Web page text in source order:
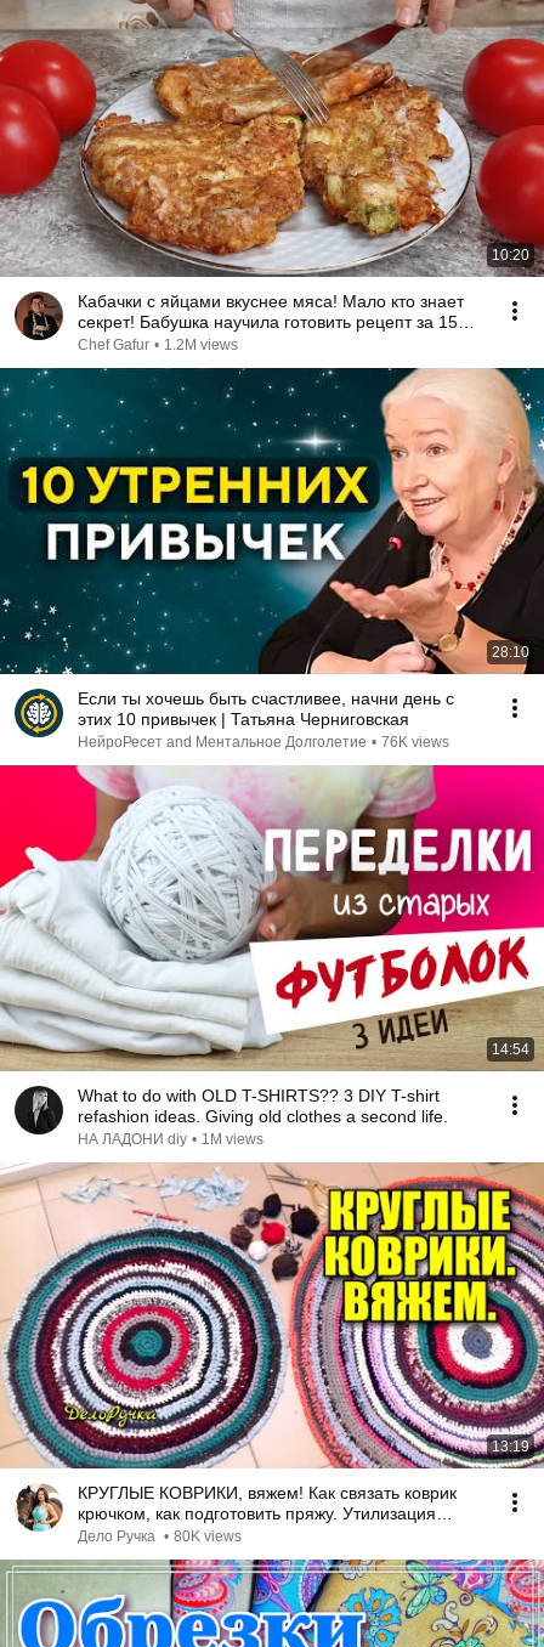
10:20
Кабачки с яйцами вкуснее мяса! Мало кто знает
секрет! Бабушка научила готовить рецепт за 15
минут
Chef Gafur • 1.2M views
28:10
Если ты хочешь быть счастливее, начни день с
этих 10 привычек | Татьяна Черниговская
НейроРесет and Ментальное Долголетие • 76K views
14:54
What to do with OLD T-SHIRTS?? 3 DIY T-shirt
refashion ideas. Giving old clothes a second life.
НА ЛАДОНИ diy • 1M views
13:19
КРУГЛЫЕ КОВРИКИ, вяжем! Как связать коврик
крючком, как подготовить пряжу. Утилизация
одежды!
Дело Ручка • 80K views